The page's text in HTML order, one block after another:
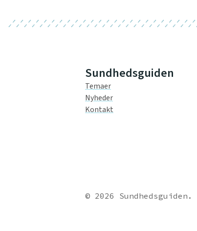
Sundhedsguiden
Temaer
Nyheder
Kontakt
© 2026